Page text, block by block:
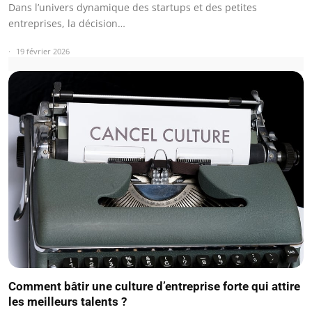
Dans l’univers dynamique des startups et des petites
entreprises, la décision…
19 février 2026
Comment bâtir une culture d’entreprise forte qui attire
les meilleurs talents ?